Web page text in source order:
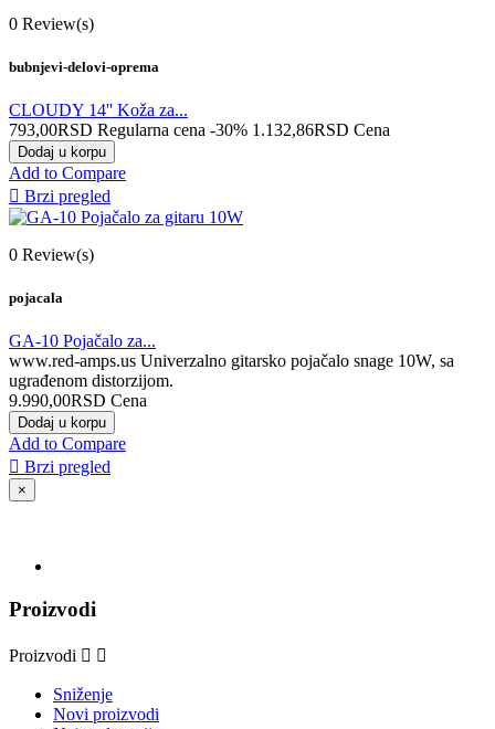
0 Review(s)
bubnjevi-delovi-oprema
CLOUDY 14'' Koža za...
793,00RSD Regularna cena -30% 1.132,86RSD Cena
Dodaj u korpu
Add to Compare
 Brzi pregled
0 Review(s)
pojacala
GA-10 Pojačalo za...
www.red-amps.us Univerzalno gitarsko pojačalo snage 10W, sa
ugrađenom distorzijom.
9.990,00RSD Cena
Dodaj u korpu
Add to Compare
 Brzi pregled
×
Proizvodi
Proizvodi  
Sniženje
Novi proizvodi